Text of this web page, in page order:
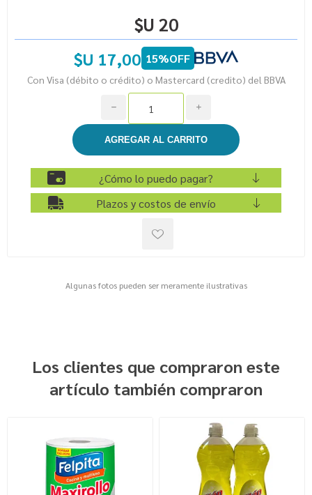
$U 20
$U 17,00 15%OFF
Con Visa (débito o crédito) o Mastercard (credito) del BBVA
i
h
¿Cómo lo puedo pagar?
Plazos y costos de envío
Algunas fotos pueden ser meramente ilustrativas
Los clientes que compraron este
artículo también compraron